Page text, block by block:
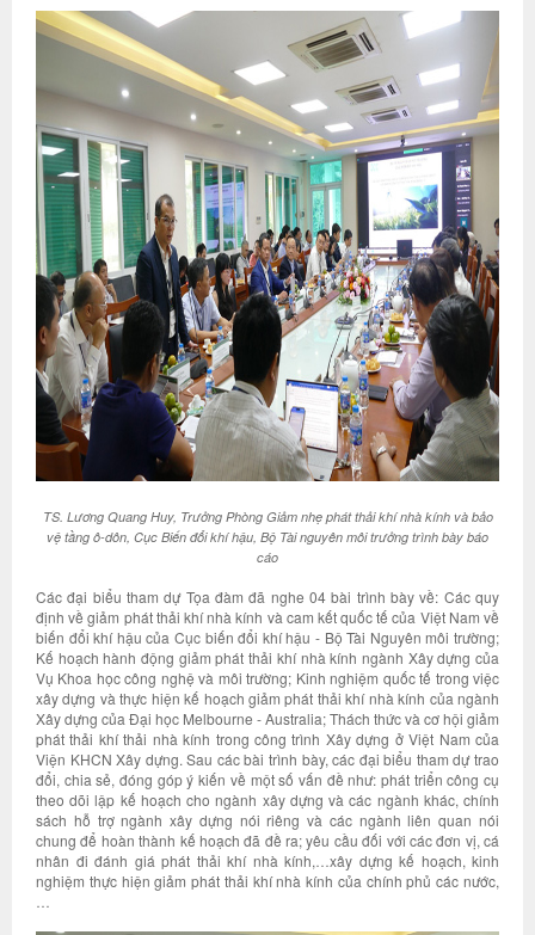
TS. Lương Quang Huy, Trưởng Phòng Giảm nhẹ phát thải khí nhà kính và bảo
vệ tầng ô-dôn, Cục Biến đổi khí hậu, Bộ Tài nguyên môi trưởng trình bày báo
cáo
Các đại biểu tham dự Tọa đàm đã nghe 04 bài trình bày về: Các quy
định về giảm phát thải khí nhà kính và cam kết quốc tế của Việt Nam về
biến đổi khí hậu của Cục biến đổi khí hậu - Bộ Tài Nguyên môi trường;
Kế hoạch hành động giảm phát thải khí nhà kính ngành Xây dựng của
Vụ Khoa học công nghệ và môi trường; Kinh nghiệm quốc tế trong việc
xây dựng và thực hiện kế hoạch giảm phát thải khí nhà kính của ngành
Xây dựng của Đại học Melbourne - Australia; Thách thức và cơ hội giảm
phát thải khí thải nhà kính trong công trình Xây dựng ở Việt Nam của
Viện KHCN Xây dựng. Sau các bài trình bày, các đại biểu tham dự trao
đổi, chia sẻ, đóng góp ý kiến về một số vấn đề như: phát triển công cụ
theo dõi lập kế hoạch cho ngành xây dựng và các ngành khác, chính
sách hỗ trợ ngành xây dựng nói riêng và các ngành liên quan nói
chung để hoàn thành kế hoạch đã đề ra; yêu cầu đối với các đơn vị, cá
nhân đi đánh giá phát thải khí nhà kính,…xây dựng kế hoạch, kinh
nghiệm thực hiện giảm phát thải khí nhà kính của chính phủ các nước,